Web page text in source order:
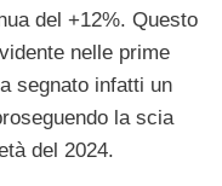
del +12%. Questo
nelle prime
segnato infatti un
la scia
del 2024.